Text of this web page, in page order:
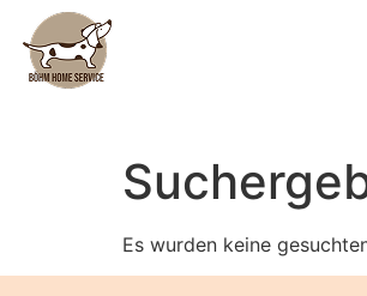
Es wurden keine